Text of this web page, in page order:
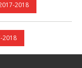
2018
2018